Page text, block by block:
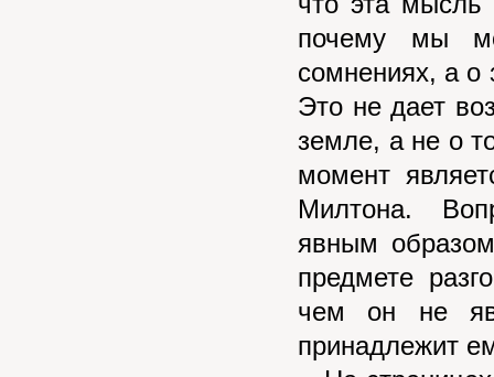
почему мы
сомнениях, а о
Это не дает
земле, а не о
момент
Милтона.
явным
предмете
чем он не
принадлежит